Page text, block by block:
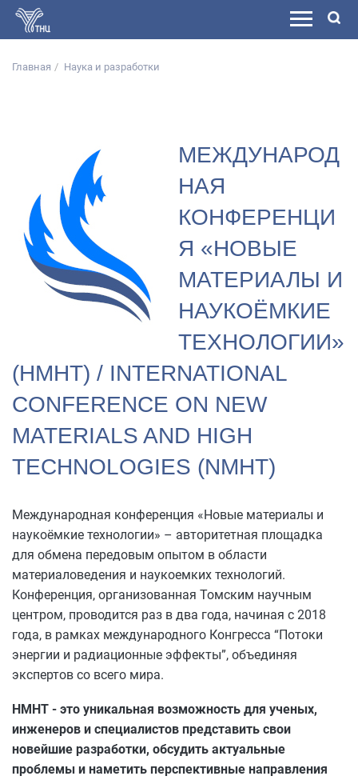
Главная Наука и разработки
МЕЖДУНАРОД
НАЯ
КОНФЕРЕНЦИ
Я «НОВЫЕ
МАТЕРИАЛЫ И
НАУКОЁМКИЕ
ТЕХНОЛОГИИ»
(НМНТ) / INTERNATIONAL
CONFERENCE ON NEW
MATERIALS AND HIGH
TECHNOLOGIES (NMHТ)
Международная конференция «Новые материалы и
наукоёмкие технологии» – авторитетная площадка
для обмена передовым опытом в области
материаловедения и наукоемких технологий.
Конференция, организованная Томским научным
центром, проводится раз в два года, начиная с 2018
года, в рамках международного Конгресса “Потоки
энергии и радиационные эффекты”, объединяя
экспертов со всего мира.
НМНТ - это уникальная возможность для ученых,
инженеров и специалистов представить свои
новейшие разработки, обсудить актуальные
проблемы и наметить перспективные направления